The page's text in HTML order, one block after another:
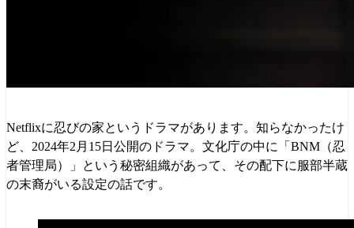
Netflixに忍びの家というドラマがあります。知らなかったけ
ど、2024年2月15日公開のドラマ。文化庁の中に「BNM（忍
者管理局）」という秘密組織があって、その配下に服部半蔵
の末裔がいる設定の話です。